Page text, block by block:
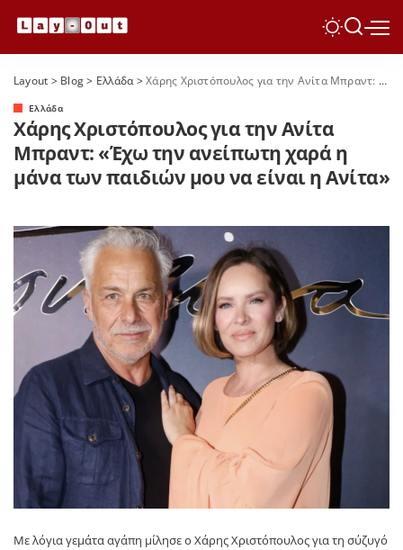
Layout > Blog> Ελλάδα>Χάρης Χριστόπουλος για την Ανίτα Μπραντ: «Έχω την ανείπωτη χαρά η μάνα των παιδιών μου να είναι η Ανίτα»
Ελλάδα
Χάρης Χριστόπουλος για την Ανίτα
Μπραντ: «Έχω την ανείπωτη χαρά η
μάνα των παιδιών μου να είναι η Ανίτα»
Με λόγια γεμάτα αγάπη μίλησε ο Χάρης Χριστόπουλοςγια τη σύζυγό